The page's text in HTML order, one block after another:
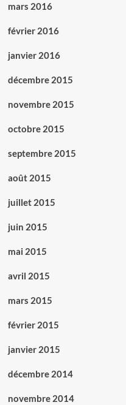
mars 2016
février 2016
janvier 2016
décembre 2015
novembre 2015
octobre 2015
septembre 2015
août 2015
juillet 2015
juin 2015
mai 2015
avril 2015
mars 2015
février 2015
janvier 2015
décembre 2014
novembre 2014